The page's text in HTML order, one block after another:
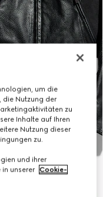
um die
die Nutzung der
zu
Inhalte auf Ihren
Nutzung dieser
zu.
und ihrer
unserer Cookie-